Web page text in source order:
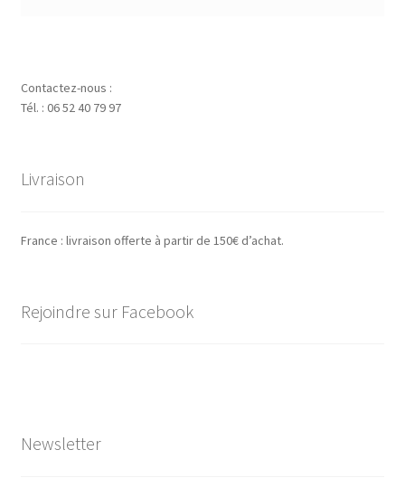
Contactez-nous :
Tél. : 06 52 40 79 97
Livraison
France : livraison offerte à partir de 150€ d’achat.
Rejoindre sur Facebook
Newsletter